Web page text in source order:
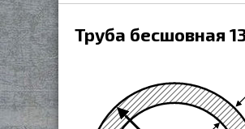
Труба бесшовная